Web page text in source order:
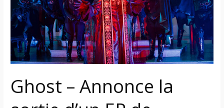
Ghost – Annonce la
sortie
d’un
EP
de
reprises
vidéoclip
pour